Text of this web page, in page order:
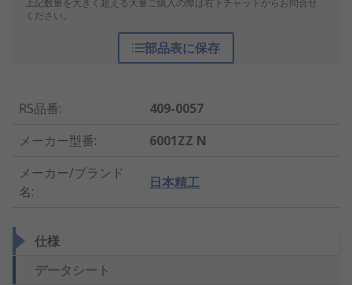
上記数量を大きく超える大量ご購入の際は右下チャットからお問合せ
ください。
部品表に保存
RS品番:
409-0057
メーカー型番:
6001ZZ N
メーカー/ブランド
名:
日本精工
仕様
データシート